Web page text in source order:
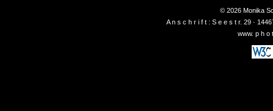
© 2026 Monika
A n s c h r i f t : S e e s t r. 29 ·
www. p h o